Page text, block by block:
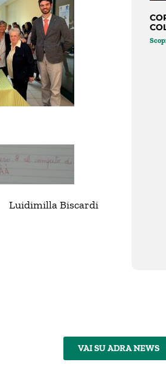
Luidimilla Biscardi
VAI SU ADRA NEWS